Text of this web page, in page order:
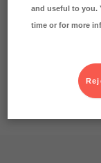
and useful to you.
time or for more